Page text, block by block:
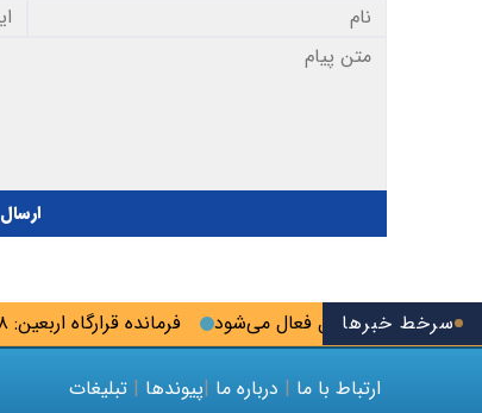
سرخط خبرها فرمانده قرارگاه اربعین: ۲.۸ میلیون زائر به کشور بازگشتند تا نیمه دوم سال فعال می‌شود
ارسال
ارتباط با ما | درباره ما |پیوندها | تبلیغات